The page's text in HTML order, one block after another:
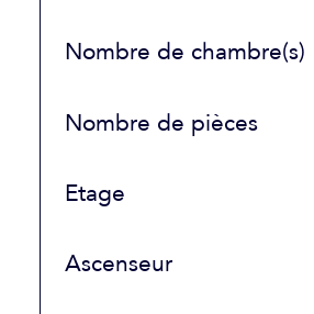
Nombre de chambre(s)
Nombre de pièces
Etage
Ascenseur